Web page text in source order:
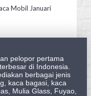
Mobil Januari
pelopor pertama
di Indonesia.
berbagai jenis
kaca bagasi, kaca
Mulia Glass, Fuyao,